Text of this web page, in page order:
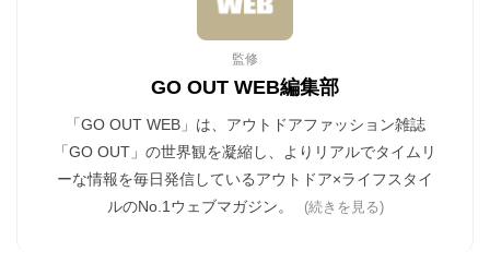
監修
GO OUT WEB編集部
「GO OUT WEB」は、アウトドアファッション雑誌
「GO OUT」の世界観を凝縮し、よりリアルでタイムリ
ーな情報を毎日発信しているアウトドア×ライフスタイ
ルのNo.1ウェブマガジン。
(続きを見る)